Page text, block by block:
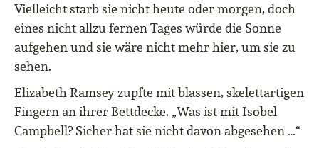
Vielleicht starb sie nicht heute oder morgen, doch
eines nicht allzu fernen Tages würde die Sonne
aufgehen und sie wäre nicht mehr hier, um sie zu
sehen.
Elizabeth Ramsey zupfte mit blassen, skelettartigen
Fingern an ihrer Bettdecke. „Was ist mit Isobel
Campbell? Sicher hat sie nicht davon abgesehen …“